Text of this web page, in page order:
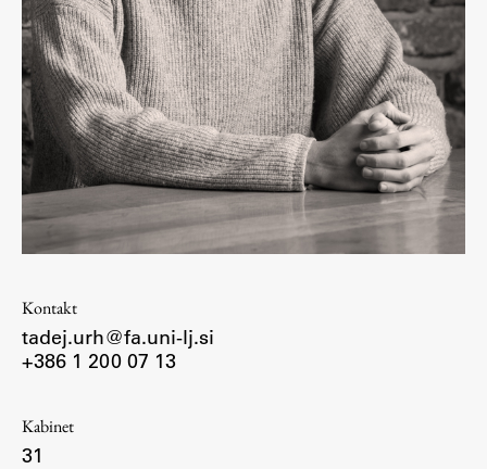
Intranet UL FA
Intranet UL
Osebni portal FIORI
Spletni arhiv DEPO
Študij
Predstavitev študija
Študentske informacije
Kontakt
tadej.urh@fa.uni-lj.si
+386 1 200 07 13
Kabinet
31